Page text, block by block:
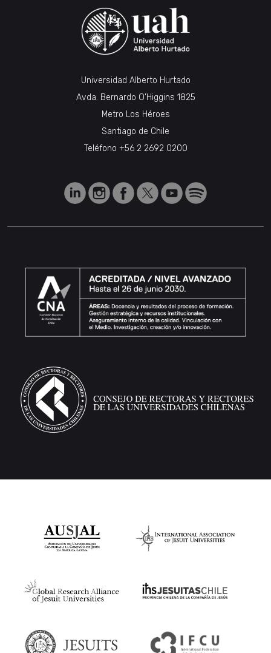
Universidad Alberto Hurtado
Avda. Bernardo O’Higgins 1825
Metro Los Héroes
Santiago de Chile
Teléfono +56 2 2692 0200